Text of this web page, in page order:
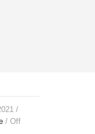
/
/ Off